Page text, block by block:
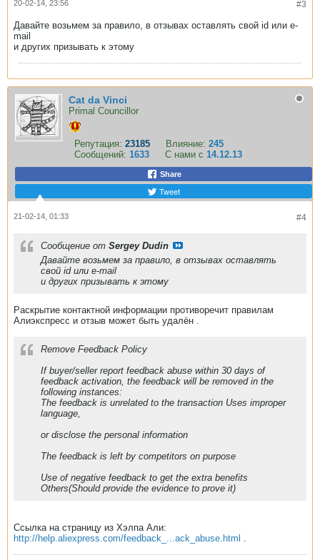
#3
20-02-14, 23:56
Давайте возьмем за правило, в отзывах оставлять свой id или e-
mail
и других призывать к этому
Cat da Vinci
Primal Councillor
Репутация: 23185 Влияние: 245
Сообщений: 1633 С нами с 14.12.13
Share
Tweet
#4
21-02-14, 01:33
Сообщение от Sergey Dudin
Давайте возьмем за правило, в отзывах оставлять
свой id или e-mail
и других призывать к этому
Раскрытие контактной информации противоречит правилам
Алиэкспресс и отзыв может быть удалён .
Remove Feedback Policy
If buyer/seller report feedback abuse within 30 days of
feedback activation, the feedback will be removed in the
following instances:
The feedback is unrelated to the transaction Uses improper
language,
or disclose the personal information
The feedback is left by competitors on purpose
Use of negative feedback to get the extra benefits
Others(Should provide the evidence to prove it)
Ссылка на страницу из Хэлпа Али:
http://help.aliexpress.com/feedback_...ack_abuse.html